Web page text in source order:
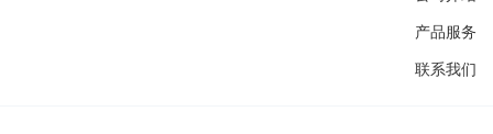
产品服务
联系我们